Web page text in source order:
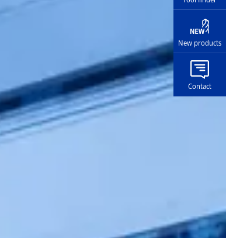
New products
Contact